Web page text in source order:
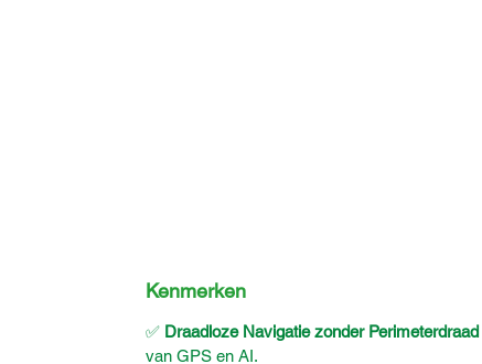
Kenmerken
✅ Draadloze Navigatie zonder Perimeterdraad
van GPS en AI.